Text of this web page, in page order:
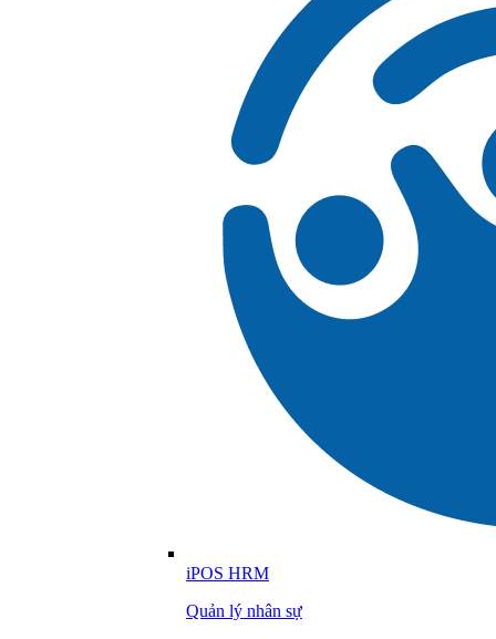
iPOS HRM
Quản lý nhân sự